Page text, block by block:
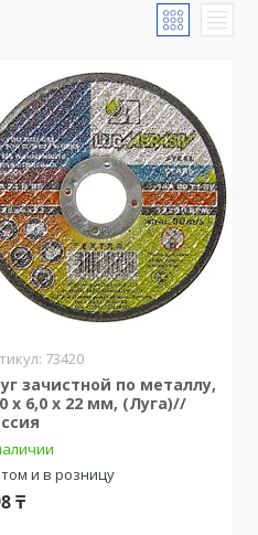
73420
зачистной по металлу,
х 6,0 х 22 мм, (Луга)//
и в розницу
₸